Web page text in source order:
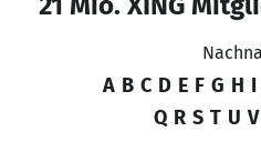
A B C D E F G H I
Q R S T U V